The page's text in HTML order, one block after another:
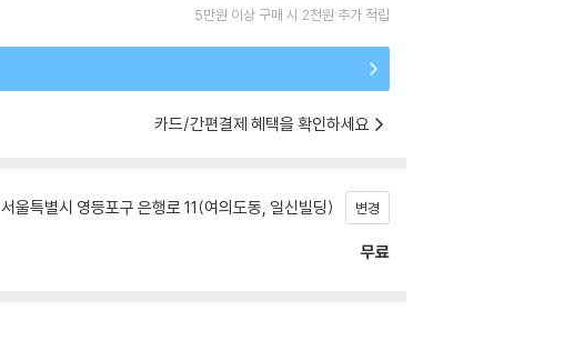
5만원 이상 구매 시 2천원 추가 적립
카드/간편결제 혜택을 확인하세요
서울특별시 영등포구 은행로 11(여의도동, 일신빌딩) 변경
무료